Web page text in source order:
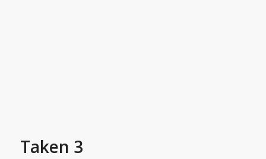
Taken 3